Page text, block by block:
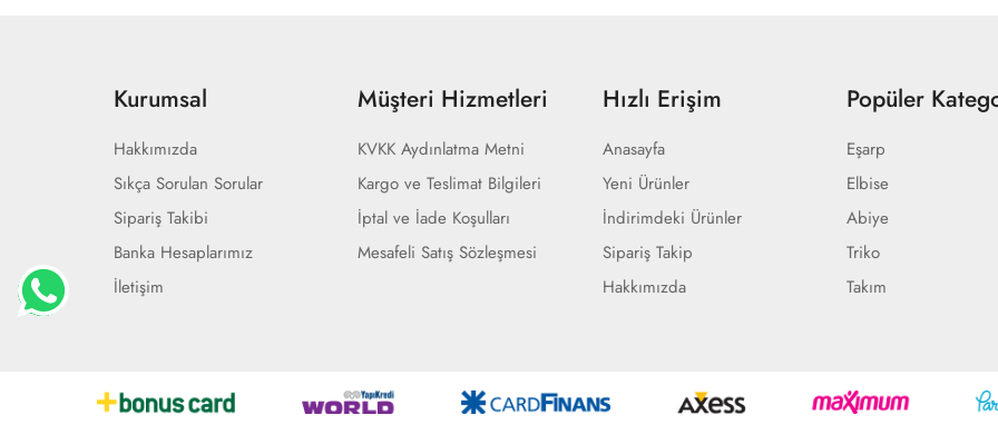
Kurumsal
Hakkımızda
Sıkça Sorulan Sorular
Sipariş Takibi
Banka Hesaplarımız
İletişim
Müşteri Hizmetleri
KVKK Aydınlatma Metni
Kargo ve Teslimat Bilgileri
İptal ve İade Koşulları
Mesafeli Satış Sözleşmesi
Hızlı Erişim
Anasayfa
Yeni Ürünler
İndirimdeki Ürünler
Sipariş Takip
Hakkımızda
Popüler
Eşarp
Elbise
Abiye
Triko
Takım